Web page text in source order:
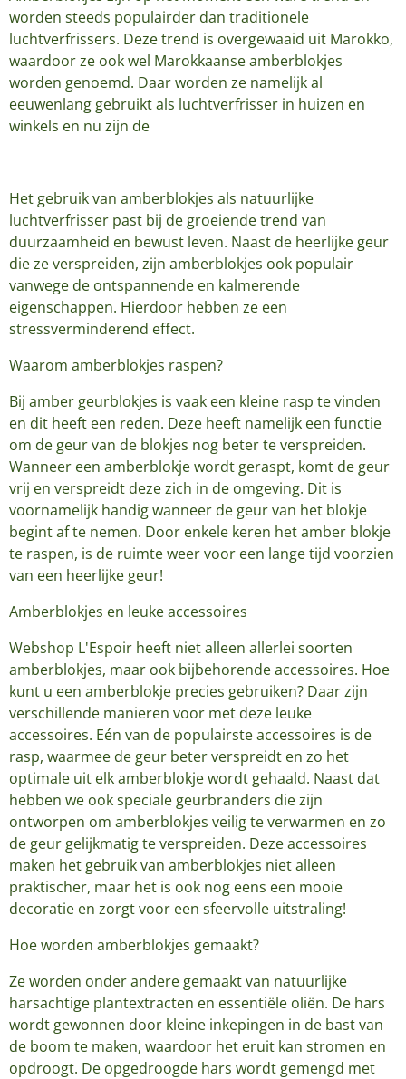
worden steeds populairder dan traditionele
luchtverfrissers. Deze trend is overgewaaid uit Marokko,
waardoor ze ook wel Marokkaanse amberblokjes
worden genoemd. Daar worden ze namelijk al
eeuwenlang gebruikt als luchtverfrisser in huizen en
winkels en nu zijn de
Het gebruik van amberblokjes als natuurlijke
luchtverfrisser past bij de groeiende trend van
duurzaamheid en bewust leven. Naast de heerlijke geur
die ze verspreiden, zijn amberblokjes ook populair
vanwege de ontspannende en kalmerende
eigenschappen. Hierdoor hebben ze een
stressverminderend effect.
Waarom amberblokjes raspen?
Bij amber geurblokjes is vaak een kleine rasp te vinden
en dit heeft een reden. Deze heeft namelijk een functie
om de geur van de blokjes nog beter te verspreiden.
Wanneer een amberblokje wordt geraspt, komt de geur
vrij en verspreidt deze zich in de omgeving. Dit is
voornamelijk handig wanneer de geur van het blokje
begint af te nemen. Door enkele keren het amber blokje
te raspen, is de ruimte weer voor een lange tijd voorzien
van een heerlijke geur!
Amberblokjes en leuke accessoires
Webshop L'Espoir heeft niet alleen allerlei soorten
amberblokjes, maar ook bijbehorende accessoires. Hoe
kunt u een amberblokje precies gebruiken? Daar zijn
verschillende manieren voor met deze leuke
accessoires. Eén van de populairste accessoires is de
rasp, waarmee de geur beter verspreidt en zo het
optimale uit elk amberblokje wordt gehaald. Naast dat
hebben we ook speciale geurbranders die zijn
ontworpen om amberblokjes veilig te verwarmen en zo
de geur gelijkmatig te verspreiden. Deze accessoires
maken het gebruik van amberblokjes niet alleen
praktischer, maar het is ook nog eens een mooie
decoratie en zorgt voor een sfeervolle uitstraling!
Hoe worden amberblokjes gemaakt?
Ze worden onder andere gemaakt van natuurlijke
harsachtige plantextracten en essentiële oliën. De hars
wordt gewonnen door kleine inkepingen in de bast van
de boom te maken, waardoor het eruit kan stromen en
opdroogt. De opgedroogde hars wordt gemengd met